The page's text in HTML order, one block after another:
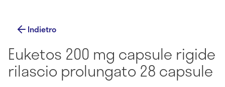
Indietro
Euketos 200 mg capsule rigide
rilascio prolungato 28 capsule